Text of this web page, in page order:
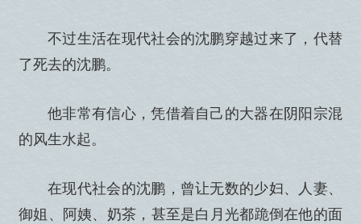
不过生活在现代社会的沈鹏穿越过来了，代替
了死去的沈鹏。
他非常有信心，凭借着自己的大器在阴阳宗混
的风生水起。
在现代社会的沈鹏，曾让无数的少妇、人妻、
御姐、阿姨、奶茶，甚至是白月光都跪倒在他的面